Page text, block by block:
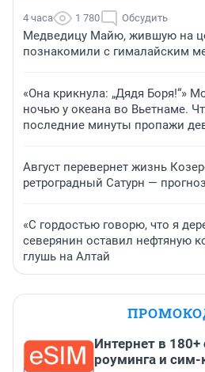
4 часа 1 780 Обсудить
Медведицу Майю, жившую на
познакомили с гималайским
«Она крикнула: „Дядя Боря!“»
ночью у океана во Вьетнаме.
последние минуты пропажи
Август перевернет жизнь
ретроградный Сатурн — прогноз
«С гордостью говорю, что я
северянин оставил нефтяную
глушь на Алтай
Интернет в
роуминга и сим-